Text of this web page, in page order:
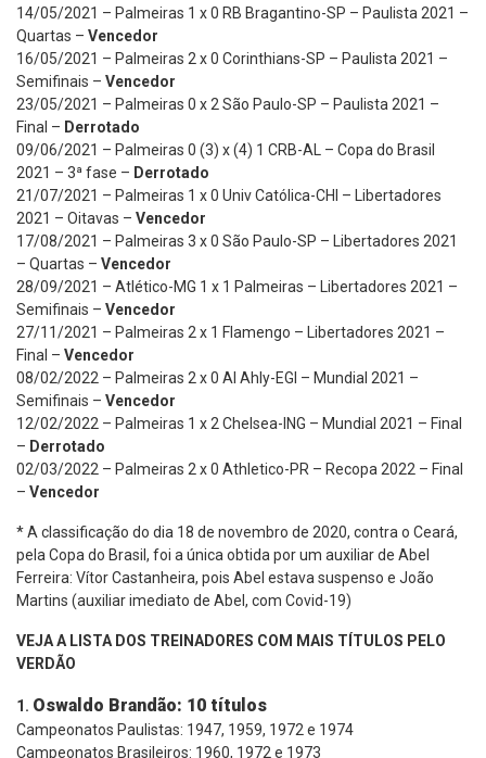
14/05/2021 – Palmeiras 1 x 0 RB Bragantino-SP – Paulista 2021 –
Quartas – Vencedor
16/05/2021 – Palmeiras 2 x 0 Corinthians-SP – Paulista 2021 –
Semifinais – Vencedor
23/05/2021 – Palmeiras 0 x 2 São Paulo-SP – Paulista 2021 –
Final – Derrotado
09/06/2021 – Palmeiras 0 (3) x (4) 1 CRB-AL – Copa do Brasil
2021 – 3ª fase – Derrotado
21/07/2021 – Palmeiras 1 x 0 Univ Católica-CHI – Libertadores
2021 – Oitavas – Vencedor
17/08/2021 – Palmeiras 3 x 0 São Paulo-SP – Libertadores 2021
– Quartas – Vencedor
28/09/2021 – Atlético-MG 1 x 1 Palmeiras – Libertadores 2021 –
Semifinais – Vencedor
27/11/2021 – Palmeiras 2 x 1 Flamengo – Libertadores 2021 –
Final – Vencedor
08/02/2022 – Palmeiras 2 x 0 Al Ahly-EGI – Mundial 2021 –
Semifinais – Vencedor
12/02/2022 – Palmeiras 1 x 2 Chelsea-ING – Mundial 2021 – Final
– Derrotado
02/03/2022 – Palmeiras 2 x 0 Athletico-PR – Recopa 2022 – Final
– Vencedor
* A classificação do dia 18 de novembro de 2020, contra o Ceará,
pela Copa do Brasil, foi a única obtida por um auxiliar de Abel
Ferreira: Vítor Castanheira, pois Abel estava suspenso e João
Martins (auxiliar imediato de Abel, com Covid-19)
VEJA A LISTA DOS TREINADORES COM MAIS TÍTULOS PELO
VERDÃO
1. Oswaldo Brandão: 10 títulos
Campeonatos Paulistas: 1947, 1959, 1972 e 1974
Campeonatos Brasileiros: 1960, 1972 e 1973